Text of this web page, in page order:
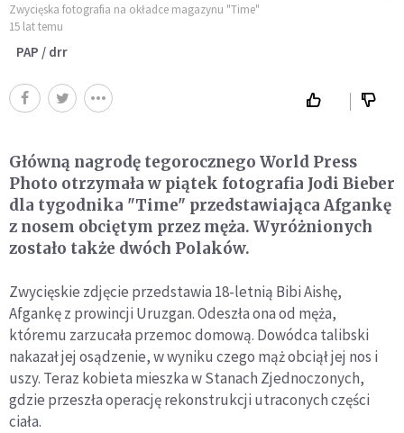
Zwycięska fotografia na okładce magazynu "Time"
15 lat temu
PAP / drr
Główną nagrodę tegorocznego World Press
Photo otrzymała w piątek fotografia Jodi Bieber
dla tygodnika "Time" przedstawiająca Afgankę
z nosem obciętym przez męża. Wyróżnionych
zostało także dwóch Polaków.
Zwycięskie zdjęcie przedstawia 18-letnią Bibi Aishę,
Afgankę z prowincji Uruzgan. Odeszła ona od męża,
któremu zarzucała przemoc domową. Dowódca talibski
nakazał jej osądzenie, w wyniku czego mąż obciął jej nos i
uszy. Teraz kobieta mieszka w Stanach Zjednoczonych,
gdzie przeszła operację rekonstrukcji utraconych części
ciała.